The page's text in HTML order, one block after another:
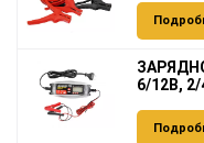
6/12В,